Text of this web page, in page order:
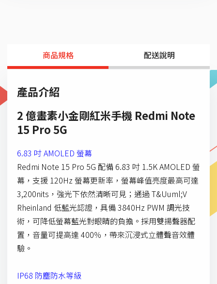
商品規格 配送說明
產品介紹
2 億畫素小金剛紅米手機 Redmi Note
15 Pro 5G
6.83 吋 AMOLED 螢幕
Redmi Note 15 Pro 5G 配備 6.83 吋 1.5K AMOLED 螢
幕，支援 120Hz 螢幕更新率，螢幕峰值亮度最高可達
3,200nits，強光下依然清晰可見；通過 T&Uuml;V
Rheinland 低藍光認證，具備 3840Hz PWM 調光技
術，可降低螢幕藍光對眼睛的負擔。採用雙揚聲器配
置，音量可提高達 400％，帶來沉浸式立體聲音效體
驗。
IP68 防塵防水等級